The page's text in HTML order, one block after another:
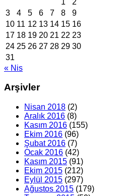
3
4 5 6 7 8
9
10 11 12 13 14 15 16
17 18 19 20 21 22 23
24 25 26 27 28 29 30
31
« Nis
Arşivler
Nisan 2018 (2)
Aralık 2016 (8)
Kasım 2016 (155)
Ekim 2016 (96)
Şubat 2016 (7)
Ocak 2016 (42)
Kasım 2015 (91)
Ekim 2015 (212)
Eylül 2015 (297)
Ağustos 2015 (179)